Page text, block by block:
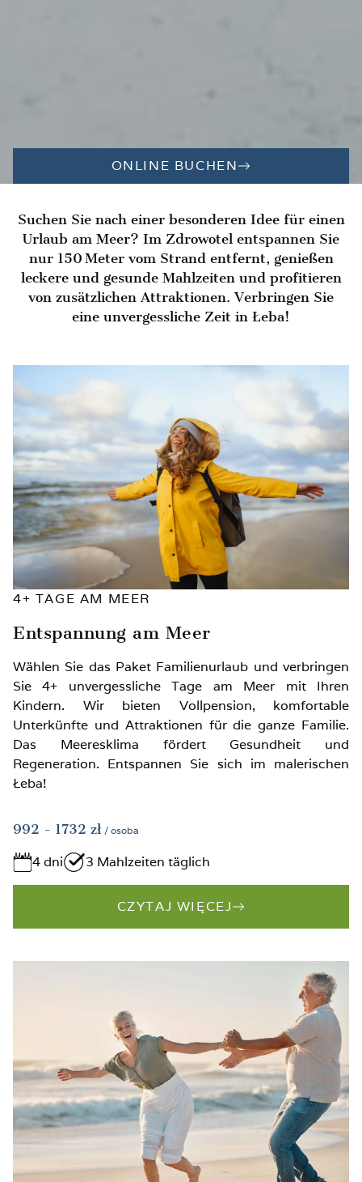
ONLINE BUCHEN
Suchen Sie nach einer besonderen Idee für einen
Urlaub am Meer? Im Zdrowotel entspannen Sie
nur 150 Meter vom Strand entfernt, genießen
leckere und gesunde Mahlzeiten und profitieren
von zusätzlichen Attraktionen. Verbringen Sie
eine unvergessliche Zeit in Łeba!
4+ TAGE AM MEER
Entspannung am Meer
Wählen Sie das Paket Familienurlaub und verbringen
Sie 4+ unvergessliche Tage am Meer mit Ihren
Kindern. Wir bieten Vollpension, komfortable
Unterkünfte und Attraktionen für die ganze Familie.
Das Meeresklima fördert Gesundheit und
Regeneration. Entspannen Sie sich im malerischen
Łeba!
992 - 1732 zł / osoba
4 dni 3 Mahlzeiten täglich
CZYTAJ WIĘCEJ